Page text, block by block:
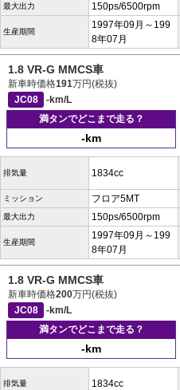
最大出力 150ps/6500rpm
生産期間
1997年09月～199
8年07月
1.8 VR-G MMCS車
新車時価格191万円(税抜)
JC08
-km/L
満タンでどこまで走る？
-km
排気量 1834cc
ミッション フロア5MT
最大出力 150ps/6500rpm
生産期間
1997年09月～199
8年07月
1.8 VR-G MMCS車
新車時価格200万円(税抜)
JC08
-km/L
満タンでどこまで走る？
-km
排気量 1834cc